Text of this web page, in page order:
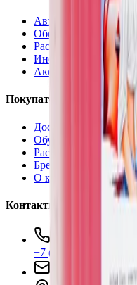
Автохимия
Оборудование
Расходные материалы
Инструменты
Аксессуары
Покупателям
Доставка и оплата
Обучение
Распродажа
Бренды
О компании
Контакты
+7 (495) 135-35-99
sales@insafe.ru